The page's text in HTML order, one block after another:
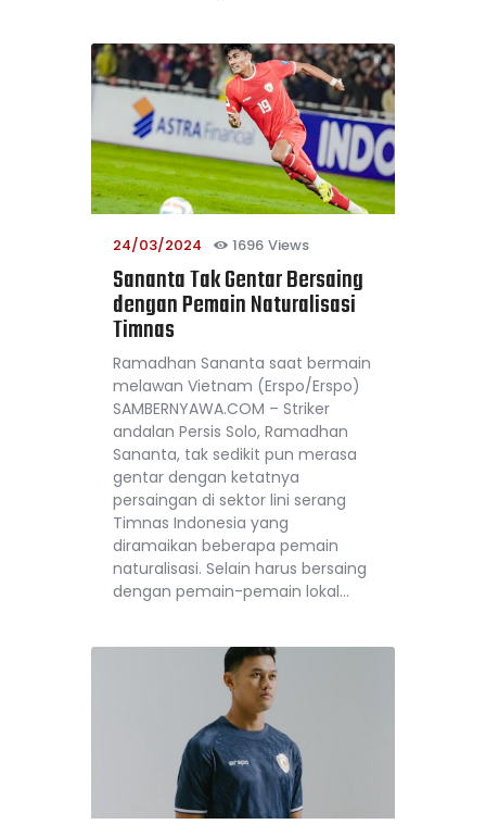
24/03/2024 1696 Views
Sananta Tak Gentar Bersaing
dengan Pemain Naturalisasi
Timnas
Ramadhan Sananta saat bermain
melawan Vietnam (Erspo/Erspo)
SAMBERNYAWA.COM – Striker
andalan Persis Solo, Ramadhan
Sananta, tak sedikit pun merasa
gentar dengan ketatnya
persaingan di sektor lini serang
Timnas Indonesia yang
diramaikan beberapa pemain
naturalisasi. Selain harus bersaing
dengan pemain-pemain lokal…